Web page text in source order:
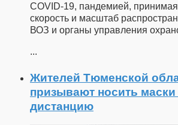
COVID-19, пандемией,
скорость и масштаб
ВОЗ и органы управления
...
Жителей Тюменской
призывают носить
дистанцию